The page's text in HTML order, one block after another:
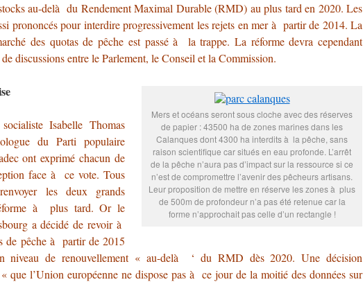
au-delà du Rendement Maximal Durable (RMD) au plus tard en 2020. Les
prononcés pour interdire progressivement les rejets en mer à partir de 2014. La
des quotas de pêche est passé à la trappe. La réforme devra cependant
discussions entre le Parlement, le Conseil et la Commission.
Mers et océans seront sous cloche avec des réserves
de papier : 43500 ha de zones marines dans les
Calanques dont 4300 ha interdits à la pêche, sans
raison scientifique car situés en eau profonde. L’arrêt
de la pêche n’aura pas d’impact sur la ressource si ce
n’est de compromettre l’avenir des pêcheurs artisans.
Leur proposition de mettre en réserve les zones à plus
de 500m de profondeur n’a pas été retenue car la
forme n’approchait pas celle d’un rectangle !
Isabelle Thomas
du Parti populaire
ont exprimé chacun de
face à ce vote. Tous
les deux grands
à plus tard. Or le
a décidé de revoir à
de pêche à partir de 2015
niveau de renouvellement « au-delà ‘ du RMD dès 2020. Une décision
que l’Union européenne ne dispose pas à ce jour de la moitié des données sur